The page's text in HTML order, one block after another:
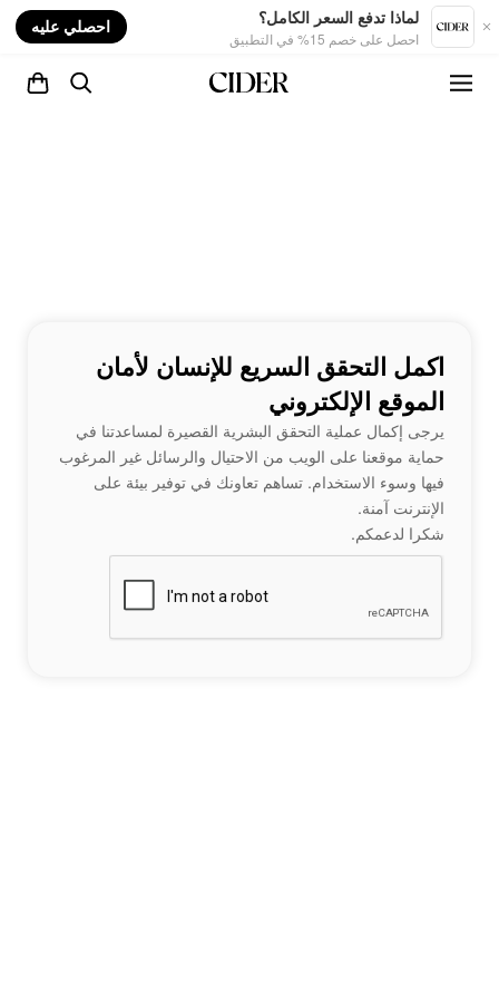
لماذا تدفع السعر الكامل؟
احصل على خصم 15% في التطبيق
احصلي عليه
اكمل التحقق السريع للإنسان لأمان
الموقع الإلكتروني
يرجى إكمال عملية التحقق البشرية القصيرة لمساعدتنا في
حماية موقعنا على الويب من الاحتيال والرسائل غير المرغوب
فيها وسوء الاستخدام. تساهم تعاونك في توفير بيئة على
الإنترنت آمنة.
شكرا لدعمكم.